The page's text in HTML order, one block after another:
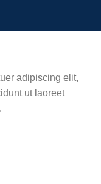
adipiscing elit,
ut laoreet